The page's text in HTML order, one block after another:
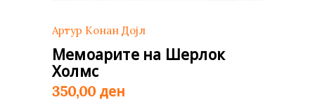
Артур Конан Дојл
Мемоарите на Шерлок
Холмс
350,00 ден